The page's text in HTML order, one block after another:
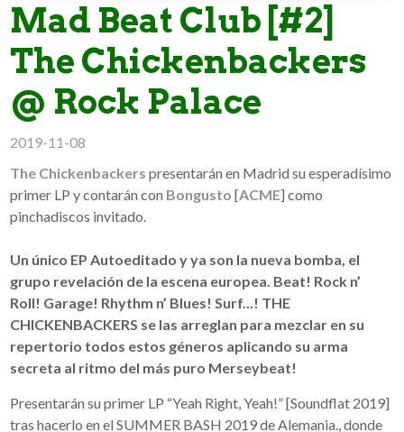
Mad Beat Club [#2]
The Chickenbackers
@ Rock Palace
2019-11-08
The Chickenbackers presentarán en Madrid su esperadísimo
primer LP y contarán con Bongusto [ACME] como
pinchadiscos invitado.
Un único EP Autoeditado y ya son la nueva bomba, el
grupo revelación de la escena europea. Beat! Rock n’
Roll! Garage! Rhythm n’ Blues! Surf...! THE
CHICKENBACKERS se las arreglan para mezclar en su
repertorio todos estos géneros aplicando su arma
secreta al ritmo del más puro Merseybeat!
Presentarán su primer LP “Yeah Right, Yeah!” [Soundflat 2019]
tras hacerlo en el SUMMER BASH 2019 de Alemania., donde